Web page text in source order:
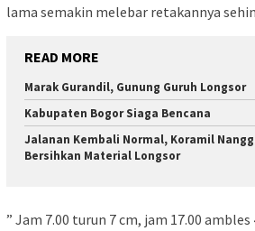
lama semakin melebar retakannya
READ MORE
Marak Gurandil, Gunung Guruh Longsor
Kabupaten Bogor Siaga Bencana
Jalanan Kembali Normal, Koramil
Bersihkan Material Longsor
” Jam 7.00 turun 7 cm, jam 17.00 ambles